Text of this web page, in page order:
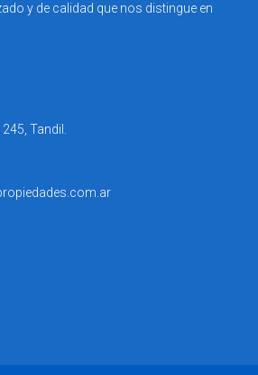
y de calidad que nos distingue en
Tandil.